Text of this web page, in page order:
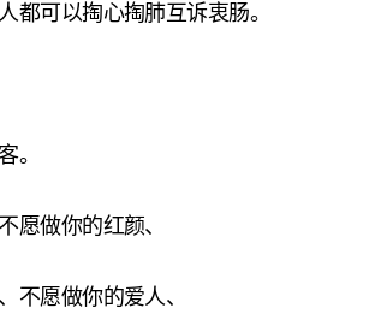
都可以掏心掏肺互诉衷肠。
。
愿做你的红颜、
不愿做你的爱人、